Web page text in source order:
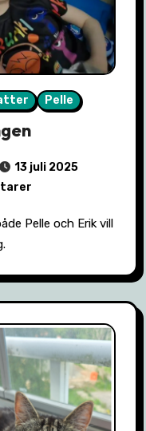
Pelle
13 juli 2025